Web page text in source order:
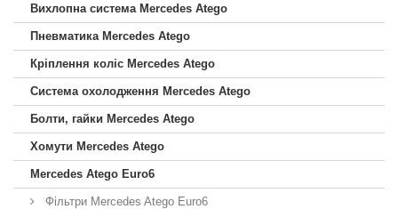
Вихлопна система Mercedes Atego
Пневматика Mercedes Atego
Кріплення коліс Mercedes Atego
Система охолодження Mercedes Atego
Болти, гайки Mercedes Atego
Хомути Mercedes Atego
Mercedes Atego Euro6
Фільтри Mercedes Atego Euro6